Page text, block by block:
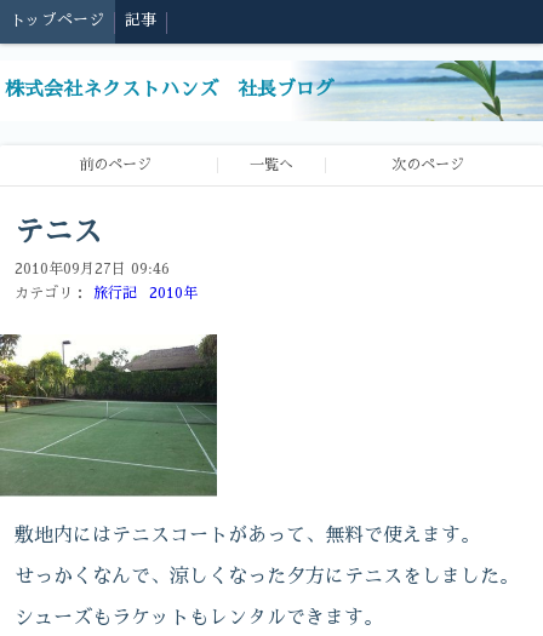
トップページ 記事
株式会社ネクストハンズ 社長ブログ
前のページ 一覧へ 次のページ
テニス
2010年09月27日 09:46
カテゴリ：
旅行記 2010年
敷地内にはテニスコートがあって、無料で使えます。
せっかくなんで、涼しくなった夕方にテニスをしました。
シューズもラケットもレンタルできます。